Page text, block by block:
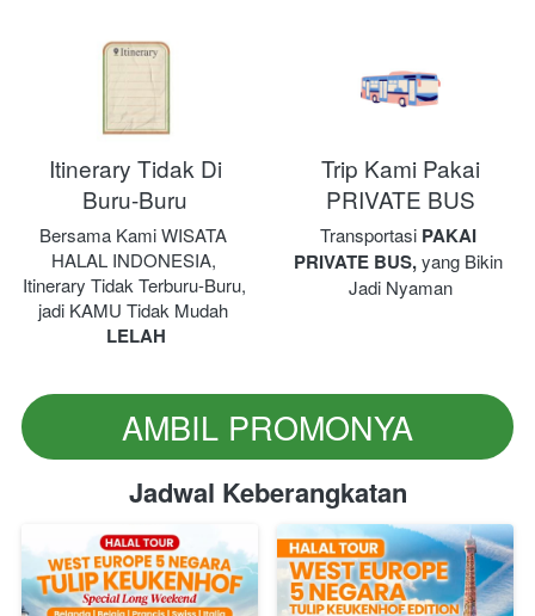
Itinerary Tidak Di
Buru-Buru
Bersama Kami WISATA
HALAL INDONESIA,
Itinerary Tidak Terburu-Buru,
LELAH
Trip Kami Pakai
PRIVATE BUS
Transportasi PAKAI
PRIVATE BUS, yang Bikin
Jadi Nyaman
`
AMBIL PROMONYA
Jadwal Keberangkatan